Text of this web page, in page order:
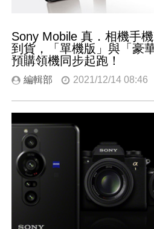
Sony Mobile 真．相機手
到貨，「單機版」與「豪
預購領機同步起跑！
編輯部 2021/12/14 08:46